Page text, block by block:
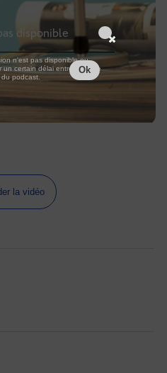
la vidéo
disponible
n'est pas disponible ou
un certain délai entre la fin de
podcast.
Ok